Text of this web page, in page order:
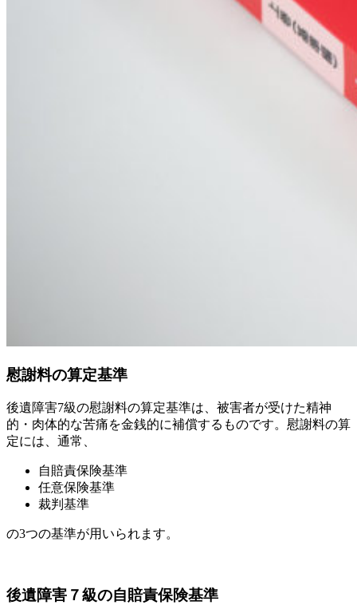
慰謝料の算定基準
後遺障害7級の慰謝料の算定基準は、被害者が受けた精神
的・肉体的な苦痛を金銭的に補償するものです。慰謝料の算
定には、通常、
自賠責保険基準
任意保険基準
裁判基準
の3つの基準が用いられます。
後遺障害７級の自賠責保険基準